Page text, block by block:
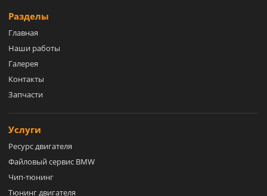
Разделы
Главная
Наши работы
Галерея
Контакты
Запчасти
Услуги
Ресурс двигателя
Файловый сервис BMW
Чип-тюнинг
Тюнинг двигателя